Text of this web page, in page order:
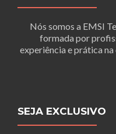
Nós somos a EMSI
formada por
experiência e prática na
SEJA EXCLUSIVO